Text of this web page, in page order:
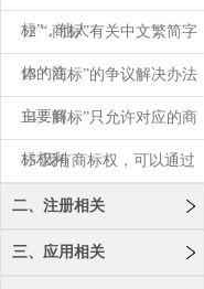
标”，他人
12 “.商标”有关中文繁简字
体的注
13 “.商标”的争议解决办法
主要解
14 “.商标”只允许对应的商
标权利
15 我有商标权，可以通过
域名争议解
二、注册相关
三、应用相关